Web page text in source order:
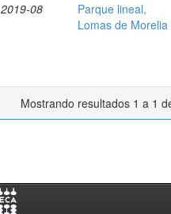
2019-08
Parque lineal,
Lomas de Morelia
Mostrando resultados 1 a 1